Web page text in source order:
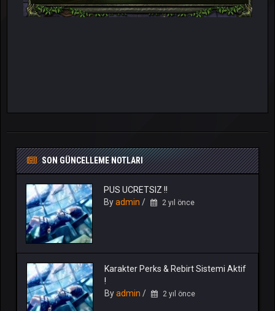
SON GÜNCELLEME NOTLARI
PUS UCRETSIZ !!
Byadmin / 2 yıl önce
Karakter Perks & Rebirt Sistemi Aktif
!
Byadmin / 2 yıl önce